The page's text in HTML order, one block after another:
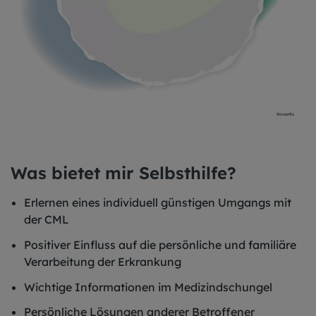
Novartis
Was bietet mir Selbsthilfe?
Erlernen eines individuell günstigen Umgangs mit
der CML
Positiver Einfluss auf die persönliche und familiäre
Verarbeitung der Erkrankung
Wichtige Informationen im Medizindschungel
Persönliche Lösungen anderer Betroffener